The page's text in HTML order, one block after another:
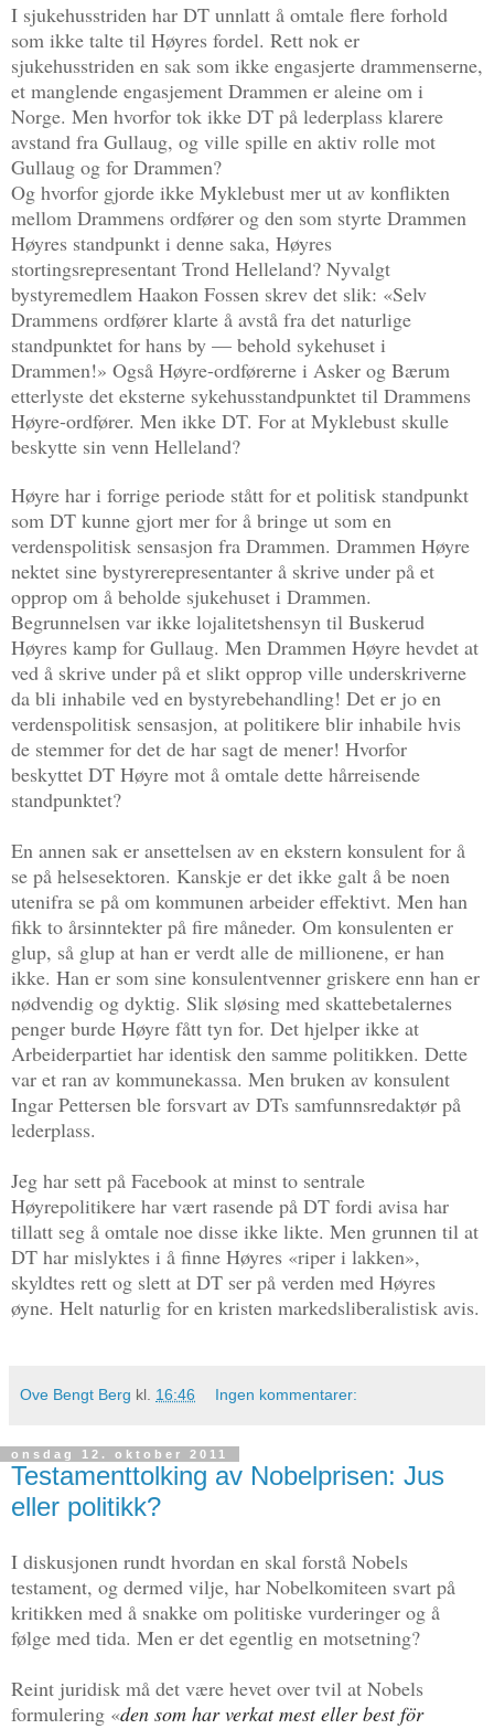
I sjukehusstriden har DT unnlatt å omtale flere forhold
som ikke talte til Høyres fordel. Rett nok er
sjukehusstriden en sak som ikke engasjerte drammenserne,
et manglende engasjement Drammen er aleine om i
Norge. Men hvorfor tok ikke DT på lederplass klarere
avstand fra Gullaug, og ville spille en aktiv rolle mot
Gullaug og for Drammen?
Og hvorfor gjorde ikke Myklebust mer ut av konflikten
mellom Drammens ordfører og den som styrte Drammen
Høyres standpunkt i denne saka, Høyres
stortingsrepresentant Trond Helleland? Nyvalgt
bystyremedlem Haakon Fossen skrev det slik: «Selv
Drammens ordfører klarte å avstå fra det naturlige
standpunktet for hans by — behold sykehuset i
Drammen!» Også Høyre-ordførerne i Asker og Bærum
etterlyste det eksterne sykehusstandpunktet til Drammens
Høyre-ordfører. Men ikke DT. For at Myklebust skulle
beskytte sin venn Helleland?
Høyre har i forrige periode stått for et politisk standpunkt
som DT kunne gjort mer for å bringe ut som en
verdenspolitisk sensasjon fra Drammen. Drammen Høyre
nektet sine bystyrerepresentanter å skrive under på et
opprop om å beholde sjukehuset i Drammen.
Begrunnelsen var ikke lojalitetshensyn til Buskerud
Høyres kamp for Gullaug. Men Drammen Høyre hevdet at
ved å skrive under på et slikt opprop ville underskriverne
da bli inhabile ved en bystyrebehandling! Det er jo en
verdenspolitisk sensasjon, at politikere blir inhabile hvis
de stemmer for det de har sagt de mener! Hvorfor
beskyttet DT Høyre mot å omtale dette hårreisende
standpunktet?
En annen sak er ansettelsen av en ekstern konsulent for å
se på helsesektoren. Kanskje er det ikke galt å be noen
utenifra se på om kommunen arbeider effektivt. Men han
fikk to årsinntekter på fire måneder. Om konsulenten er
glup, så glup at han er verdt alle de millionene, er han
ikke. Han er som sine konsulentvenner griskere enn han er
nødvendig og dyktig. Slik sløsing med skattebetalernes
penger burde Høyre fått tyn for. Det hjelper ikke at
Arbeiderpartiet har identisk den samme politikken. Dette
var et ran av kommunekassa. Men bruken av konsulent
Ingar Pettersen ble forsvart av DTs samfunnsredaktør på
lederplass.
Jeg har sett på Facebook at minst to sentrale
Høyrepolitikere har vært rasende på DT fordi avisa har
tillatt seg å omtale noe disse ikke likte. Men grunnen til at
DT har mislyktes i å finne Høyres «riper i lakken»,
skyldtes rett og slett at DT ser på verden med Høyres
øyne. Helt naturlig for en kristen markedsliberalistisk avis.
Ove Bengt Berg kl. 16:46 Ingen kommentarer:
onsdag 12. oktober 2011
Testamenttolking av Nobelprisen: Jus
eller politikk?
I diskusjonen rundt hvordan en skal forstå Nobels
testament, og dermed vilje, har Nobelkomiteen svart på
kritikken med å snakke om politiske vurderinger og å
følge med tida. Men er det egentlig en motsetning?
Reint juridisk må det være hevet over tvil at Nobels
formulering «den som har verkat mest eller best för